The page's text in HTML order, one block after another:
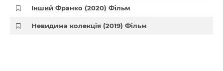
Інший Франко (2020) Фільм
Невидима колекція (2019) Фільм